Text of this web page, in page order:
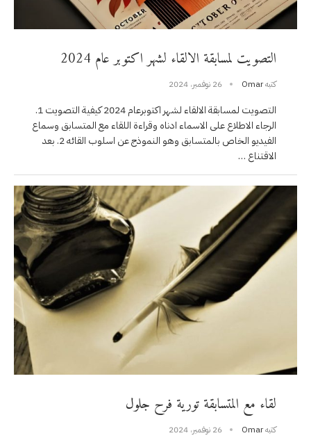
التصويت لمسابقة الالقاء لشهر اكتوبر عام 2024
كتبهOmar 26 نوفمبر، 2024
التصويت لمسابقة الالقاء لشهر اكتوبرعام 2024 كيفية التصويت 1.
الرجاء الاطلاع على الاسماء ادناه وقراءة اللقاء مع المتسابق وسماع
الفيديو الخاص بالمتسابق وهو النموذج عن اسلوب القائه 2. بعد
الاقتناع …
لقاء مع المتسابقة تورية فرح جلول
كتبهOmar 26 نوفمبر، 2024